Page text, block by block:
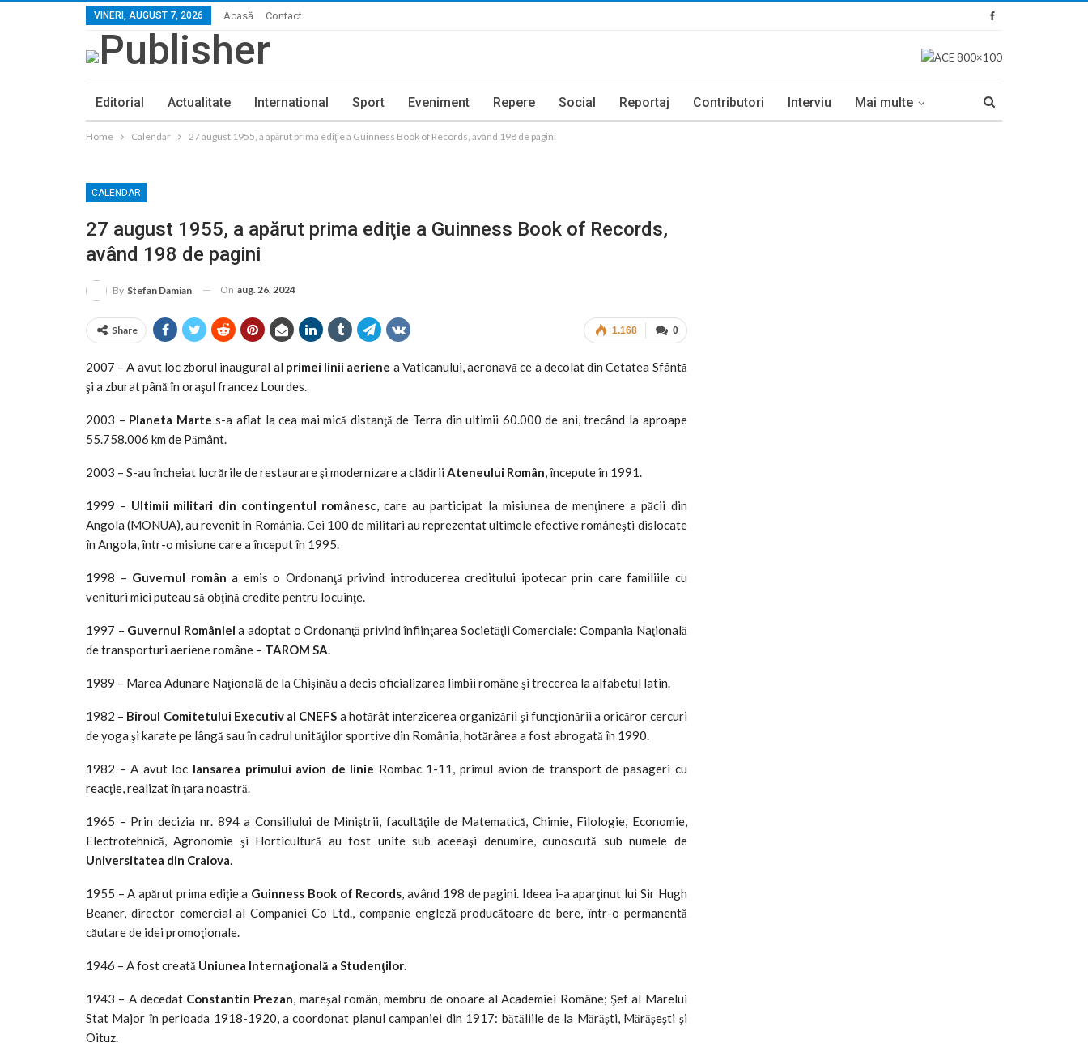
VINERI, AUGUST 7, 2026 Acasă Contact
Editorial Actualitate International Sport Eveniment Repere Social Reportaj Contributori Interviu Mai multe
Home Calendar 27 august 1955, a apărut prima ediţie a Guinness Book of Records, având 198 de pagini
CALENDAR
27 august 1955, a apărut prima ediţie a Guinness Book of Records,
având 198 de pagini
By Stefan Damian On aug. 26, 2024
0
1.168
Share
2007 – A avut loc zborul inaugural al primei linii aeriene a Vaticanului, aeronavă ce a decolat din Cetatea Sfântă
şi a zburat până în oraşul francez Lourdes.
2003 – Planeta Marte s-a aflat la cea mai mică distanţă de Terra din ultimii 60.000 de ani, trecând la aproape
55.758.006 km de Pământ.
2003 – S-au încheiat lucrările de restaurare şi modernizare a clădirii Ateneului Român, începute în 1991.
1999 – Ultimii militari din contingentul românesc, care au participat la misiunea de menţinere a păcii din
Angola (MONUA), au revenit în România. Cei 100 de militari au reprezentat ultimele efective româneşti dislocate
în Angola, într-o misiune care a început în 1995.
1998 – Guvernul român a emis o Ordonanţă privind introducerea creditului ipotecar prin care familiile cu
venituri mici puteau să obţină credite pentru locuinţe.
1997 – Guvernul Românieia adoptat o Ordonanţă privind înfiinţarea Societăţii Comerciale: Compania Naţională
de transporturi aeriene române – TAROM SA.
1989 – Marea Adunare Naţională de la Chişinău a decis oficializarea limbii române şi trecerea la alfabetul latin.
1982 – Biroul Comitetului Executiv al CNEFS a hotărât interzicerea organizării şi funcţionării a oricăror cercuri
de yoga şi karate pe lângă sau în cadrul unităţilor sportive din România, hotărârea a fost abrogată în 1990.
1982 – A avut loc lansarea primului avion de linie Rombac 1-11, primul avion de transport de pasageri cu
reacţie, realizat în ţara noastră.
1965 – Prin decizia nr. 894 a Consiliului de Miniştrii, facultăţile de Matematică, Chimie, Filologie, Economie,
Electrotehnică, Agronomie şi Horticultură au fost unite sub aceeaşi denumire, cunoscută sub numele de
Universitatea din Craiova.
1955 – A apărut prima ediţie a Guinness Book of Records, având 198 de pagini. Ideea i-a aparţinut lui Sir Hugh
Beaner, director comercial al Companiei Co Ltd., companie engleză producătoare de bere, într-o permanentă
căutare de idei promoţionale.
1946 – A fost creată Uniunea Internaţională a Studenţilor.
1943 – A decedat Constantin Prezan, mareşal român, membru de onoare al Academiei Române; Şef al Marelui
Stat Major în perioada 1918-1920, a coordonat planul campaniei din 1917: bătăliile de la Mărăşti, Mărăşeşti şi
Oituz.